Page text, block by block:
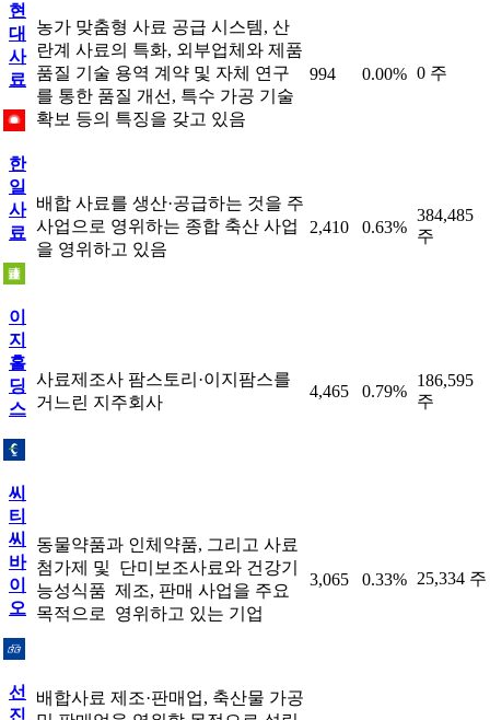
현
대
사
료
농가 맞춤형 사료 공급 시스템, 산
란계 사료의 특화, 외부업체와 제품
품질 기술 용역 계약 및 자체 연구
를 통한 품질 개선, 특수 가공 기술
확보 등의 특징을 갖고 있음
994 0.00% 0 주
한
일
사
료
배합 사료를 생산·공급하는 것을 주
사업으로 영위하는 종합 축산 사업
을 영위하고 있음
2,410 0.63%
384,485
주
이
지
홀
딩
스
사료제조사 팜스토리·이지팜스를
거느린 지주회사
4,465 0.79%
186,595
주
씨
티
씨
바
이
오
동물약품과 인체약품, 그리고 사료
첨가제 및 ​ 단미보조사료와 건강기
능성식품 ​ 제조, 판매 사업을 주요
목적으로 ​ 영위하고 있는 기업
3,065 0.33% 25,334 주
선
진
배합사료 제조·판매업, 축산물 가공